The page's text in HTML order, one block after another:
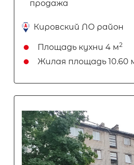
продажа
Кировский ЛО район
Площадь кухни 4 м2
Жилая площадь 10.60